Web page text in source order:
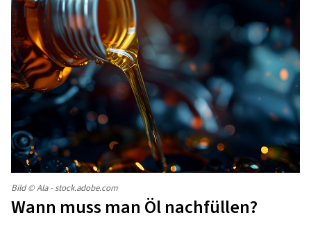
Bild © Ala - stock.adobe.com
Wann muss man Öl nachfüllen?